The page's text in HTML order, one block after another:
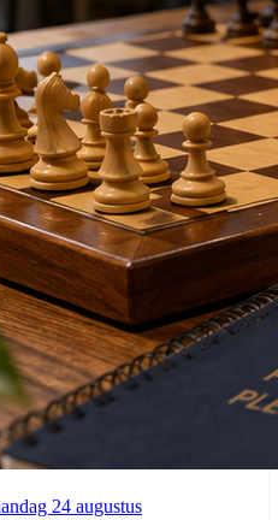
24 augustus